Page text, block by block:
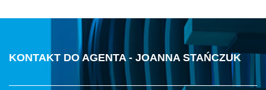
KONTAKT DO AGENTA - JOANNA STAŃCZUK